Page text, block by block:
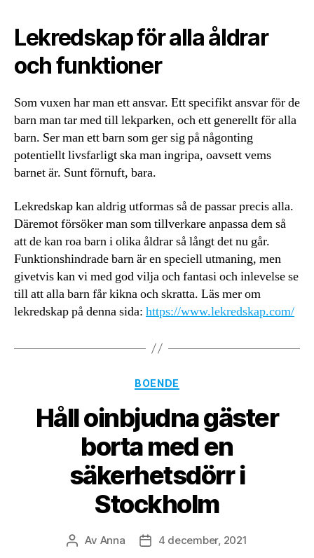
Lekredskap för alla åldrar
och funktioner
Som vuxen har man ett ansvar. Ett specifikt ansvar för de
barn man tar med till lekparken, och ett generellt för alla
barn. Ser man ett barn som ger sig på någonting
potentiellt livsfarligt ska man ingripa, oavsett vems
barnet är. Sunt förnuft, bara.
Lekredskap kan aldrig utformas så de passar precis alla.
Däremot försöker man som tillverkare anpassa dem så
att de kan roa barn i olika åldrar så långt det nu går.
Funktionshindrade barn är en speciell utmaning, men
givetvis kan vi med god vilja och fantasi och inlevelse se
till att alla barn får kikna och skratta. Läs mer om
lekredskap på denna sida: https://www.lekredskap.com/
Kategorier
BOENDE
Håll oinbjudna gäster
borta med en
säkerhetsdörr i
Stockholm
Inläggsförfattare
Av Anna Inläggsdatum
4 december, 2021